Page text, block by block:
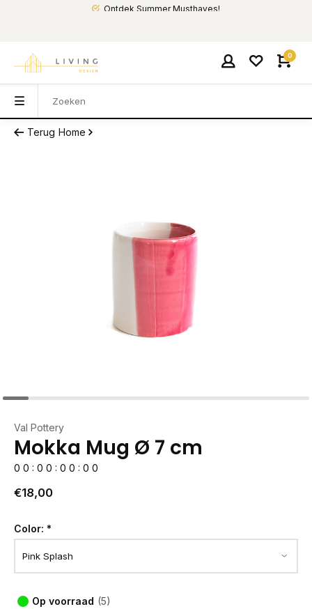
Ontdek Summer Musthaves!
0
Terug Home
Val Pottery
Mokka Mug Ø 7 cm
0 0 : 0 0 : 0 0 : 0 0
€18,00
Color: *
Op voorraad (5)